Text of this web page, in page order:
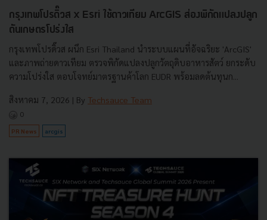
กรุงเทพโปรดิ๊วส x Esri ใช้ดาวเทียม ArcGIS ส่องพิกัดแปลงปลูก
ดันเกษตรโปร่งใส
กรุงเทพโปรดิ๊วส ผนึก Esri Thailand นำระบบแผนที่อัจฉริยะ 'ArcGIS'
และภาพถ่ายดาวเทียม ตรวจพิกัดแปลงปลูกวัตถุดิบอาหารสัตว์ ยกระดับ
ความโปร่งใส ตอบโจทย์มาตรฐานค้าโลก EUDR พร้อมลดต้นทุนก...
สิงหาคม 7, 2026 | By Techsauce Team
0
PR News arcgis